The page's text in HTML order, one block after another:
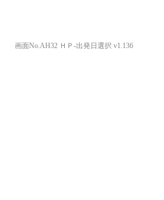
画面No.AH32 ＨＰ-出発日選択 v1.136